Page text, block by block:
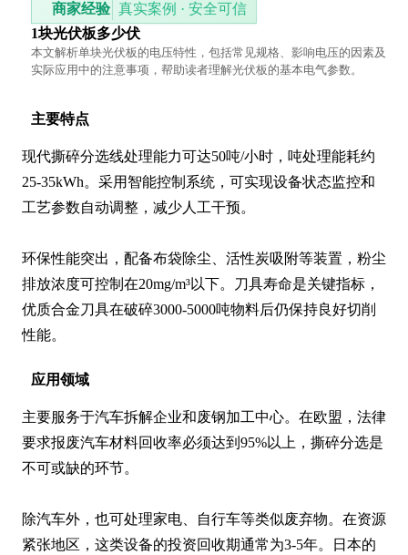
商家经验 真实案例 · 安全可信
1块光伏板多少伏
本文解析单块光伏板的电压特性，包括常见规格、影响电压的因素及
实际应用中的注意事项，帮助读者理解光伏板的基本电气参数。
主要特点
现代撕碎分选线处理能力可达50吨/小时，吨处理能耗约
25-35kWh。采用智能控制系统，可实现设备状态监控和
工艺参数自动调整，减少人工干预。
环保性能突出，配备布袋除尘、活性炭吸附等装置，粉尘
排放浓度可控制在20mg/m³以下。刀具寿命是关键指标，
优质合金刀具在破碎3000-5000吨物料后仍保持良好切削
性能。
应用领域
主要服务于汽车拆解企业和废钢加工中心。在欧盟，法律
要求报废汽车材料回收率必须达到95%以上，撕碎分选是
不可或缺的环节。
除汽车外，也可处理家电、自行车等类似废弃物。在资源
紧张地区，这类设备的投资回收期通常为3-5年。日本的